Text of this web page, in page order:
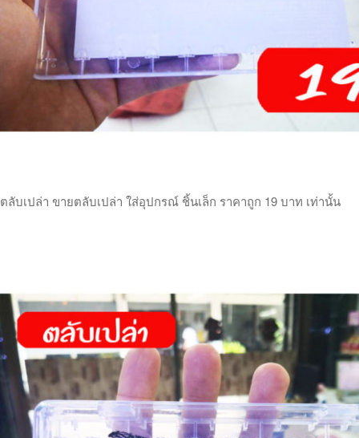
ตลับเปล่า ขายตลับเปล่า ใส่อุปกรณ์ ชิ้นเล็ก ราคาถูก 19 บาท เท่านั้น